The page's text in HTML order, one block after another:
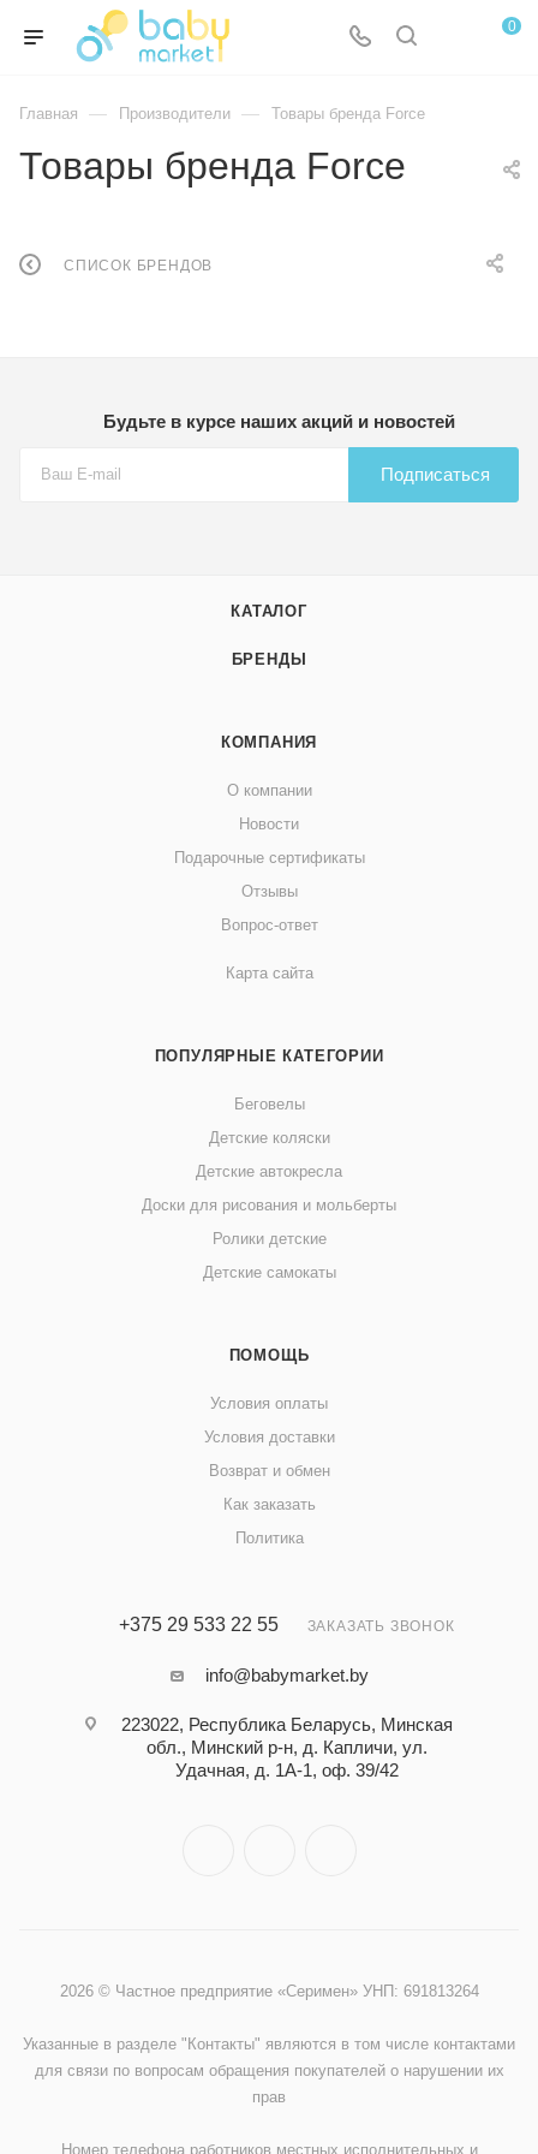
0
Главная — Производители — Товары бренда Force
Товары бренда Force
СПИСОК БРЕНДОВ
Будьте в курсе наших акций и новостей
Подписаться
КАТАЛОГ
БРЕНДЫ
КОМПАНИЯ
О компании
Новости
Подарочные сертификаты
Отзывы
Вопрос-ответ
Карта сайта
ПОПУЛЯРНЫЕ КАТЕГОРИИ
Беговелы
Детские коляски
Детские автокресла
Доски для рисования и мольберты
Ролики детские
Детские самокаты
ПОМОЩЬ
Условия оплаты
Условия доставки
Возврат и обмен
Как заказать
Политика
+375 29 533 22 55 ЗАКАЗАТЬ ЗВОНОК
info@babymarket.by
223022, Республика Беларусь, Минская
обл., Минский р-н, д. Капличи, ул.
Удачная, д. 1А-1, оф. 39/42
2026 © Частное предприятие «Серимен» УНП: 691813264
Указанные в разделе "Контакты" являются в том числе контактами
для связи по вопросам обращения покупателей о нарушении их
прав
Номер телефона работников местных исполнительных и